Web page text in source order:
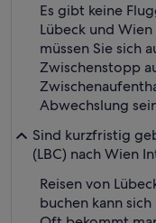
Es gibt keine
Lübeck und
müssen Sie sich
Zwischenstopp
Abwechslung
Sind kurzfristig
(LBC) nach Wien
Reisen von
buchen kann